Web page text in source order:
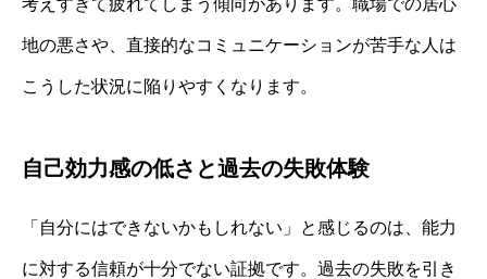
地の悪さや、直接的なコミュニケーションが苦手な人は
こうした状況に陥りやすくなります。
自己効力感の低さと過去の失敗体験
「自分にはできないかもしれない」と感じるのは、能力
に対する信頼が十分でない証拠です。過去の失敗を引き